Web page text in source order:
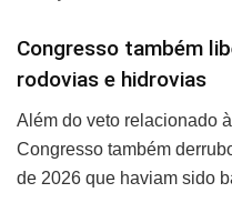
Congresso também
rodovias e hidrovias
Além do veto relacionado
Congresso também
de 2026 que haviam sido